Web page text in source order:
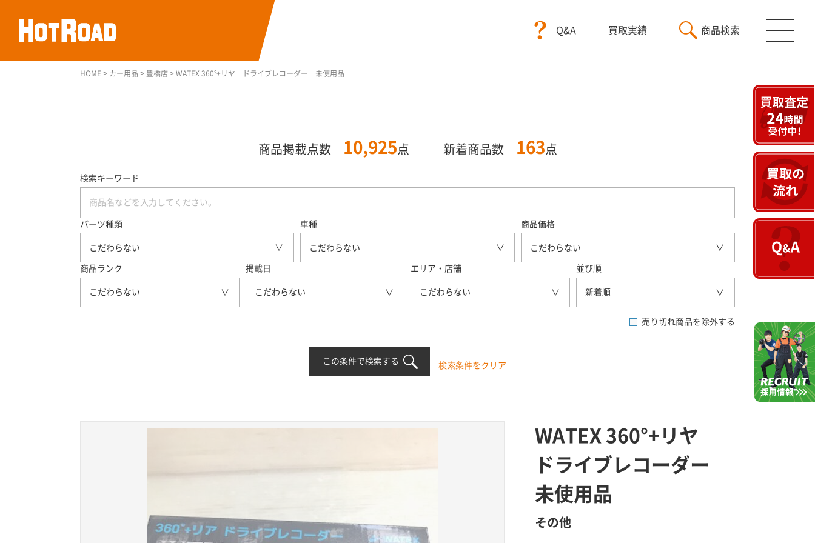
Q&A 買取実績 商品検索
HOME > カー用品 > 豊橋店 > WATEX 360°+リヤ ドライブレコーダー 未使用品
商品掲載点数 10,925 点 新着商品数 163 点
検索キーワード
パーツ種類
こだわらない
車種
こだわらない
商品価格
こだわらない
商品ランク
こだわらない
掲載日
こだわらない
エリア・店舗
こだわらない
並び順
新着順
売り切れ商品を除外する
この条件で検索する 検索条件をクリア
WATEX 360°+リヤ
ドライブレコーダー
未使用品
その他